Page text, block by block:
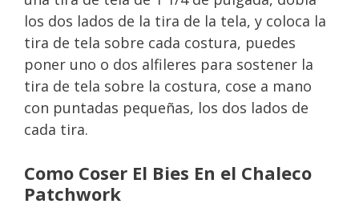
los dos lados de la tira de la tela, y coloca la
tira de tela sobre cada costura, puedes
poner uno o dos alfileres para sostener la
tira de tela sobre la costura, cose a mano
con puntadas pequeñas, los dos lados de
cada tira.
Como Coser El Bies En el Chaleco
Patchwork